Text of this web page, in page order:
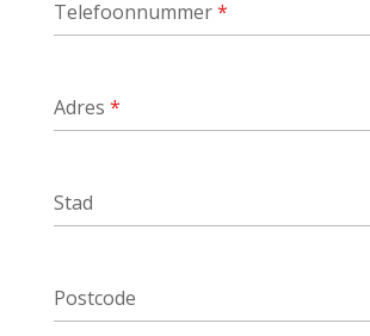
Telefoonnummer*
Adres *
Stad
Postcode